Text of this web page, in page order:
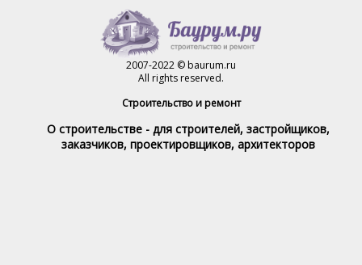
2007-2022 © baurum.ru
All rights reserved.
Строительство и ремонт
О строительстве - для строителей, застройщиков,
заказчиков, проектировщиков, архитекторов